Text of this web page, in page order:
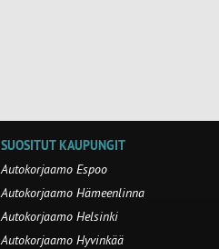
SUOSITUT KAUPUNGIT
Autokorjaamo Espoo
Autokorjaamo Hämeenlinna
Autokorjaamo Helsinki
Autokorjaamo Hyvinkää